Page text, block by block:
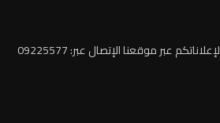
لإعلاناتكم عبر موقعنا الإتصال عبر: 09225577